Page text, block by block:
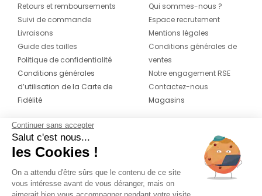
Retours et remboursements
Suivi de commande
Livraisons
Guide des tailles
Politique de confidentialité
Conditions générales
d’utilisation de la Carte de
Fidélité
Qui sommes-nous ?
Espace recrutement
Mentions légales
Conditions générales de
ventes
Notre engagement RSE
Contactez-nous
Magasins
CONTACT
04 42 20 78 42
Du lundi au jeudi de 8h30 à 16h30 & le
vendredi de 8h30 à 15h30
Continuer sans accepter
Salut c'est nous...
les Cookies !
On a attendu d'être sûrs que le contenu de ce site
vous intéresse avant de vous déranger, mais on
aimerait bien vous accompagner pendant votre visite...